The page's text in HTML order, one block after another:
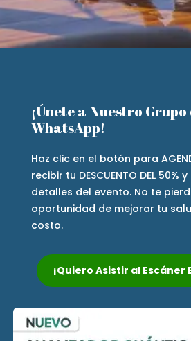
¡Únete a Nuestro Grupo
WhatsApp!
Haz clic en el botón para
recibir tu DESCUENTO DEL 50%
detalles del evento. No te
oportunidad de mejorar tu
costo.
¡Quiero Asistir al